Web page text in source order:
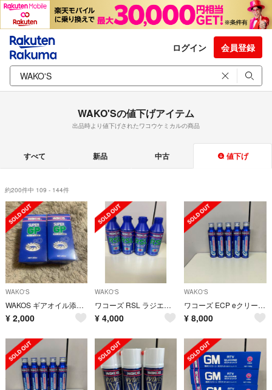
ログイン 会員登録
WAKO'Sの値下げアイテム
出品時より値下げされたワコウケミカルの商品
すべて 新品 中古 値下げ
約200件中 109 - 144件
WAKO'S
WAKOS ギアオイル添加剤(2本)
¥ 2,000
WAKO'S
ワコーズ RSL ラジエーターストップリーク 150ml R211 4本セット
¥ 4,000
WAKO'S
ワコーズ ECP eクリーンプラス 100ml E170 5本セット
¥ 8,000